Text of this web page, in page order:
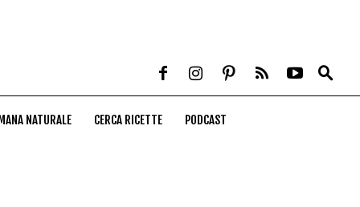
NATURALE CERCA RICETTE PODCAST